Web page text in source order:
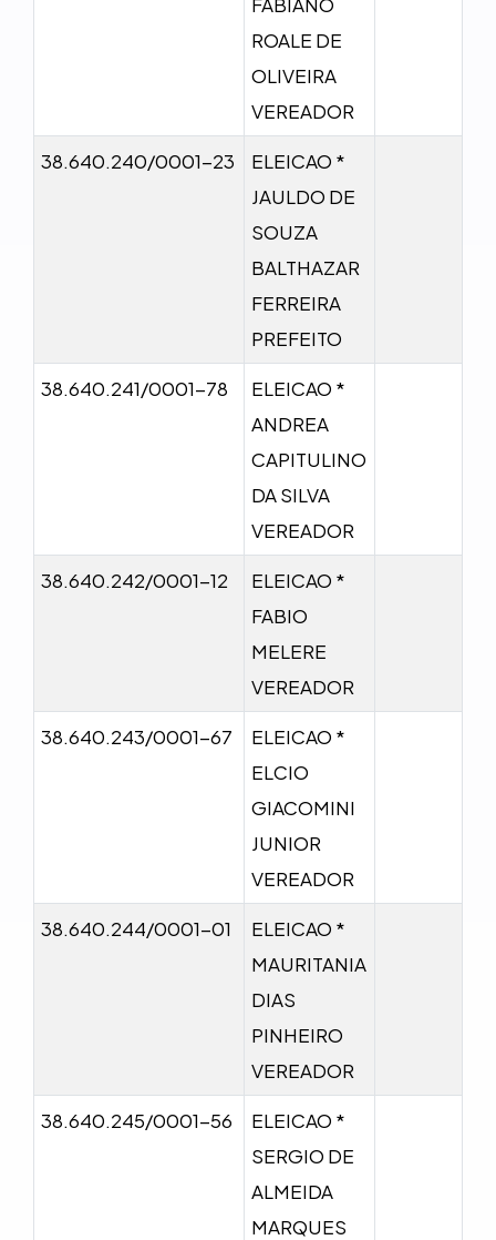
ROALE DE
OLIVEIRA
VEREADOR
38.640.240/0001-23
ELEICAO *
JAULDO DE
SOUZA
BALTHAZAR
FERREIRA
PREFEITO
38.640.241/0001-78
ELEICAO *
ANDREA
CAPITULINO
DA SILVA
VEREADOR
38.640.242/0001-12
ELEICAO *
FABIO
MELERE
VEREADOR
38.640.243/0001-67
ELEICAO *
ELCIO
GIACOMINI
JUNIOR
VEREADOR
38.640.244/0001-01
ELEICAO *
MAURITANIA
DIAS
PINHEIRO
VEREADOR
38.640.245/0001-56
ELEICAO *
SERGIO DE
ALMEIDA
MARQUES